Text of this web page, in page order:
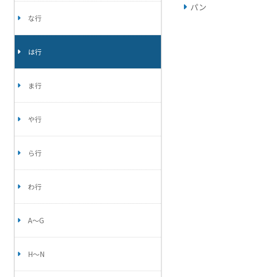
な行
は行
ま行
や行
ら行
わ行
A～G
H～N
パン